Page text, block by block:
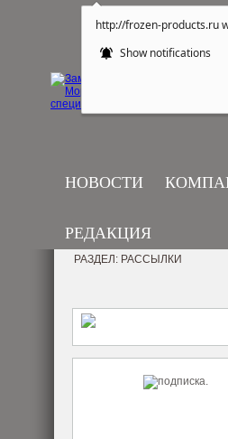
http://frozen-products.ru
Show notifications
НОВОСТИ
РЕДАКЦИЯ
РАЗДЕЛ: РАССЫЛКИ